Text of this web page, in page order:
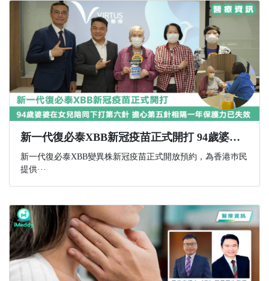
新一代復必泰XBB新冠疫苗正式開打 94歲婆婆在女兒陪同下打第六針 擔心第五針相隔一年保護力已失效
新一代復必泰XBB變異株新冠疫苗正式開放預約，為香港巿民
提供···